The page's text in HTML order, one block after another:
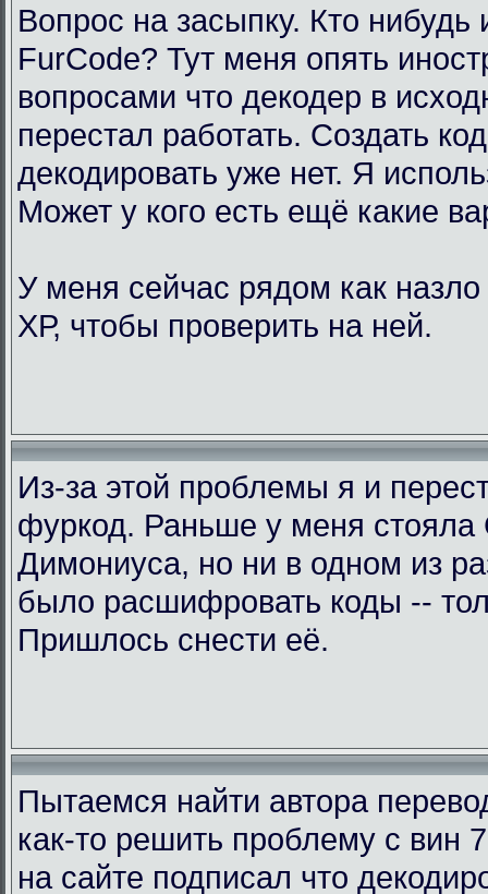
Вопрос на засыпку. Кто нибудь
FurCode? Тут меня опять
вопросами что декодер в
перестал работать. Создать
декодировать уже нет. Я
Может у кого есть ещё какие
У меня сейчас рядом как
ХР, чтобы проверить на ней.
Из-за этой проблемы я и
фуркод. Раньше у меня стояла
Димониуса, но ни в одном из
было расшифровать коды --
Пришлось снести её.
Пытаемся найти автора
как-то решить проблему с вин
на сайте подписал что